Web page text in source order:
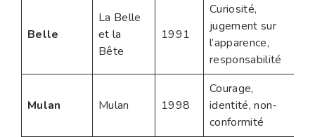
Belle
La Belle
et la
Bête
1991
Curiosité,
jugement sur
l’apparence,
responsabilité
Mulan Mulan 1998
Courage,
identité, non-
conformité